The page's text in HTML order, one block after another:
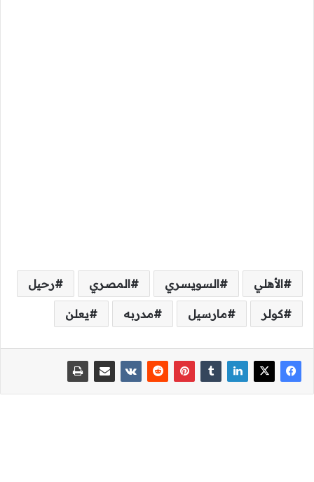
الأهلي السويسري المصري رحيل
كولر مارسيل مدربه يعلن